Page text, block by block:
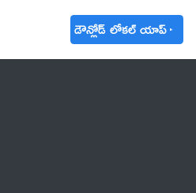
డౌన్లోడ్ లోకల్ యాప్